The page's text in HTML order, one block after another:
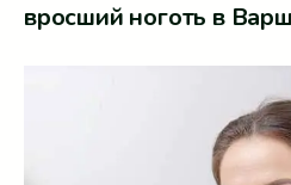
вросший ноготь в